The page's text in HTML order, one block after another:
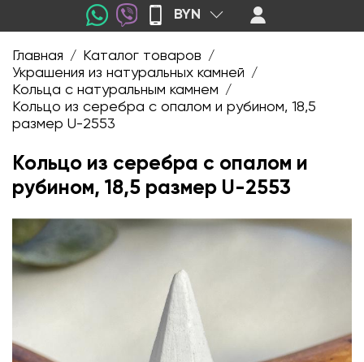
BYN
Главная / Каталог товаров /
Украшения из натуральных камней /
Кольца с натуральным камнем /
Кольцо из серебра с опалом и рубином, 18,5
размер U-2553
Кольцо из серебра с опалом и
рубином, 18,5 размер U-2553